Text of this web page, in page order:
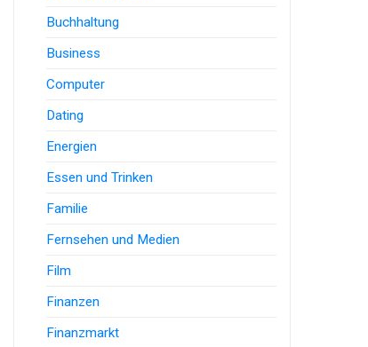
Buchhaltung
Business
Computer
Dating
Energien
Essen und Trinken
Familie
Fernsehen und Medien
Film
Finanzen
Finanzmarkt